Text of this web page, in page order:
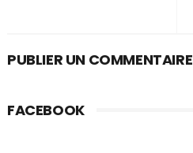
PUBLIER UN COMMENTAIRE
FACEBOOK